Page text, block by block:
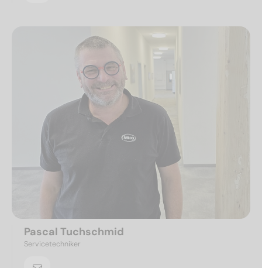
Pascal Tuchschmid
Servicetechniker